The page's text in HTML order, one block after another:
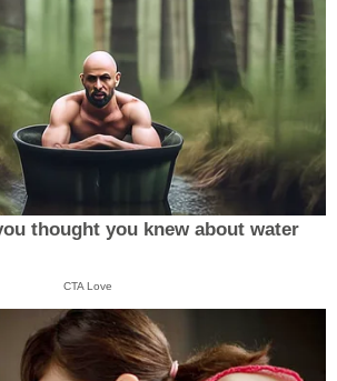
thought you knew about water
CTA Love